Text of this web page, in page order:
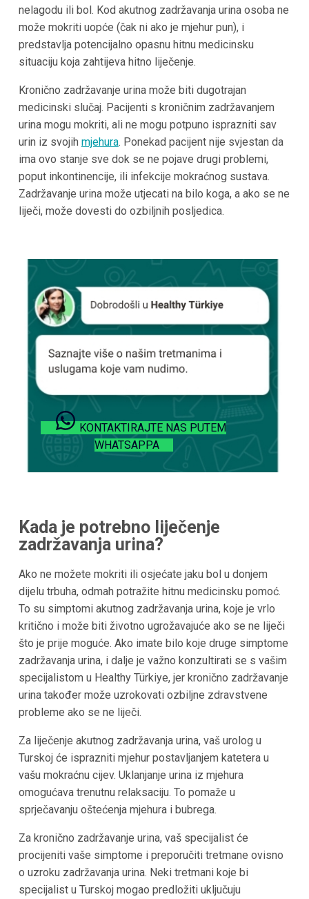
nelagodu ili bol. Kod akutnog zadržavanja urina osoba ne
može mokriti uopće (čak ni ako je mjehur pun), i
predstavlja potencijalno opasnu hitnu medicinsku
situaciju koja zahtijeva hitno liječenje.
Kronično zadržavanje urina može biti dugotrajan
medicinski slučaj. Pacijenti s kroničnim zadržavanjem
urina mogu mokriti, ali ne mogu potpuno isprazniti sav
urin iz svojih mjehura. Ponekad pacijent nije svjestan da
ima ovo stanje sve dok se ne pojave drugi problemi,
poput inkontinencije, ili infekcije mokraćnog sustava.
Zadržavanje urina može utjecati na bilo koga, a ako se ne
liječi, može dovesti do ozbiljnih posljedica.
KONTAKTIRAJTE NAS PUTEM
WHATSAPPA
Kada je potrebno liječenje
zadržavanja urina?
Ako ne možete mokriti ili osjećate jaku bol u donjem
dijelu trbuha, odmah potražite hitnu medicinsku pomoć.
To su simptomi akutnog zadržavanja urina, koje je vrlo
kritično i može biti životno ugrožavajuće ako se ne liječi
što je prije moguće. Ako imate bilo koje druge simptome
zadržavanja urina, i dalje je važno konzultirati se s vašim
specijalistom u Healthy Türkiye, jer kronično zadržavanje
urina također može uzrokovati ozbiljne zdravstvene
probleme ako se ne liječi.
Za liječenje akutnog zadržavanja urina, vaš urolog u
Turskoj će isprazniti mjehur postavljanjem katetera u
vašu mokraćnu cijev. Uklanjanje urina iz mjehura
omogućava trenutnu relaksaciju. To pomaže u
sprječavanju oštećenja mjehura i bubrega.
Za kronično zadržavanje urina, vaš specijalist će
procijeniti vaše simptome i preporučiti tretmane ovisno
o uzroku zadržavanja urina. Neki tretmani koje bi
specijalist u Turskoj mogao predložiti uključuju